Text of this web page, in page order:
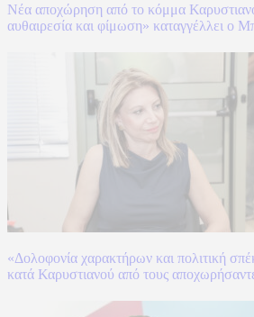
Νέα αποχώρηση από το κόμμα
αυθαιρεσία και φίμωση» καταγγέλλει ο
«Δολοφονία χαρακτήρων και πολιτική
κατά Καρυστιανού από τους